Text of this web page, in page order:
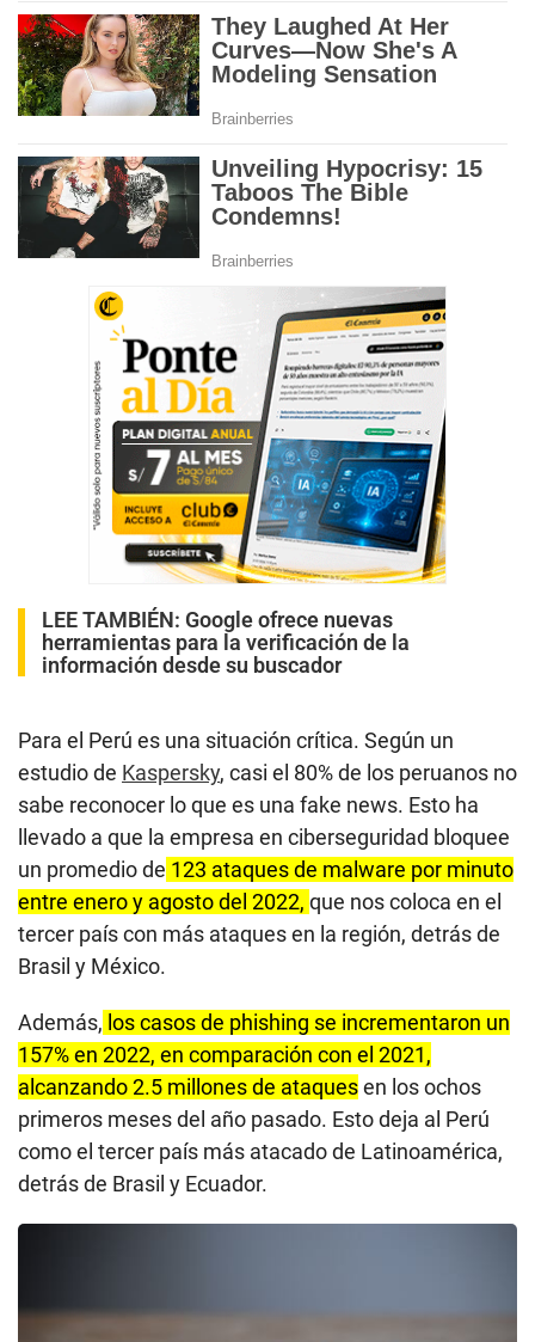
LEE TAMBIÉN: Google ofrece nuevas
herramientas para la verificación de la
información desde su buscador
Para el Perú es una situación crítica. Según un
estudio de Kaspersky, casi el 80% de los peruanos no
sabe reconocer lo que es una fake news. Esto ha
llevado a que la empresa en ciberseguridad bloquee
un promedio de 123 ataques de malware por minuto
entre enero y agosto del 2022, que nos coloca en el
tercer país con más ataques en la región, detrás de
Brasil y México.
Además, los casos de phishing se incrementaron un
157% en 2022, en comparación con el 2021,
alcanzando 2.5 millones de ataquesen los ochos
primeros meses del año pasado. Esto deja al Perú
como el tercer país más atacado de Latinoamérica,
detrás de Brasil y Ecuador.